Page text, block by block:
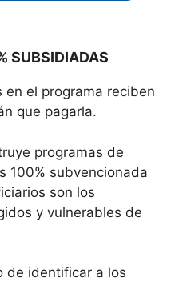
SUBSIDIADAS
el programa reciben
que pagarla.
programas de
100% subvencionada
son los
y vulnerables de
de identificar a los